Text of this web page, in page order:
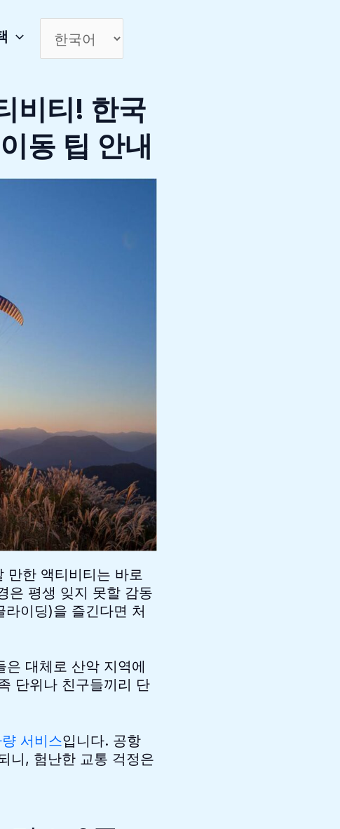
비티! 한국
동 팁 안내
만한 액티비티는 바로
은 평생 잊지 못할 감동
이딩)을 즐긴다면 처
대체로 산악 지역에
단위나 친구들끼리 단
서비스입니다. 공항
니, 험난한 교통 걱정은